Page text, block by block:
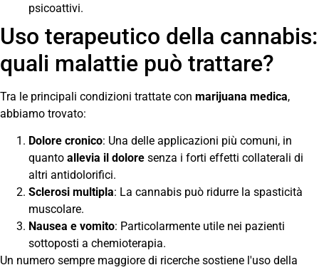
psicoattivi.
Uso terapeutico della cannabis:
quali malattie può trattare?
Tra le principali condizioni trattate con marijuana medica,
abbiamo trovato:
Dolore cronico: Una delle applicazioni più comuni, in
quanto allevia il dolore senza i forti effetti collaterali di
altri antidolorifici.
Sclerosi multipla: La cannabis può ridurre la spasticità
muscolare.
Nausea e vomito: Particolarmente utile nei pazienti
sottoposti a chemioterapia.
Un numero sempre maggiore di ricerche sostiene l'uso della